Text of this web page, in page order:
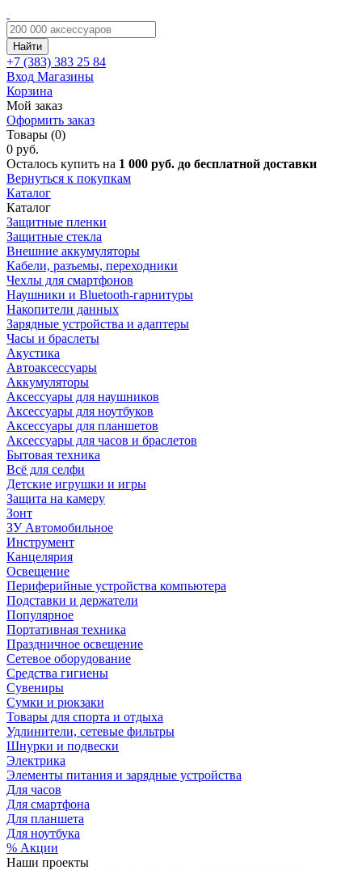
Найти
+7 (383) 383 25 84
Вход Магазины
Корзина
Мой заказ
Оформить заказ
Товары (0)
0 руб.
Осталось купить на 1 000 руб. до бесплатной доставки
Вернуться к покупкам
Каталог
Каталог
Защитные пленки
Защитные стекла
Внешние аккумуляторы
Кабели, разъемы, переходники
Чехлы для смартфонов
Наушники и Bluetooth-гарнитуры
Накопители данных
Зарядные устройства и адаптеры
Часы и браслеты
Акустика
Автоаксессуары
Аккумуляторы
Аксессуары для наушников
Аксессуары для ноутбуков
Аксессуары для планшетов
Аксессуары для часов и браслетов
Бытовая техника
Всё для селфи
Детские игрушки и игры
Защита на камеру
Зонт
ЗУ Автомобильное
Инструмент
Канцелярия
Освещение
Периферийные устройства компьютера
Подставки и держатели
Популярное
Портативная техника
Праздничное освещение
Сетевое оборудование
Средства гигиены
Сувениры
Сумки и рюкзаки
Товары для спорта и отдыха
Удлинители, сетевые фильтры
Шнурки и подвески
Электрика
Элементы питания и зарядные устройства
Для часов
Для смартфона
Для планшета
Для ноутбука
% Акции
Наши проекты